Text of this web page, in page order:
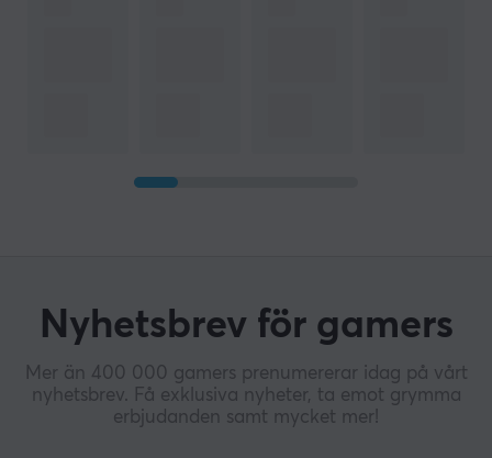
Nyhetsbrev för gamers
Mer än 400 000 gamers prenumererar idag på vårt
nyhetsbrev. Få exklusiva nyheter, ta emot grymma
erbjudanden samt mycket mer!